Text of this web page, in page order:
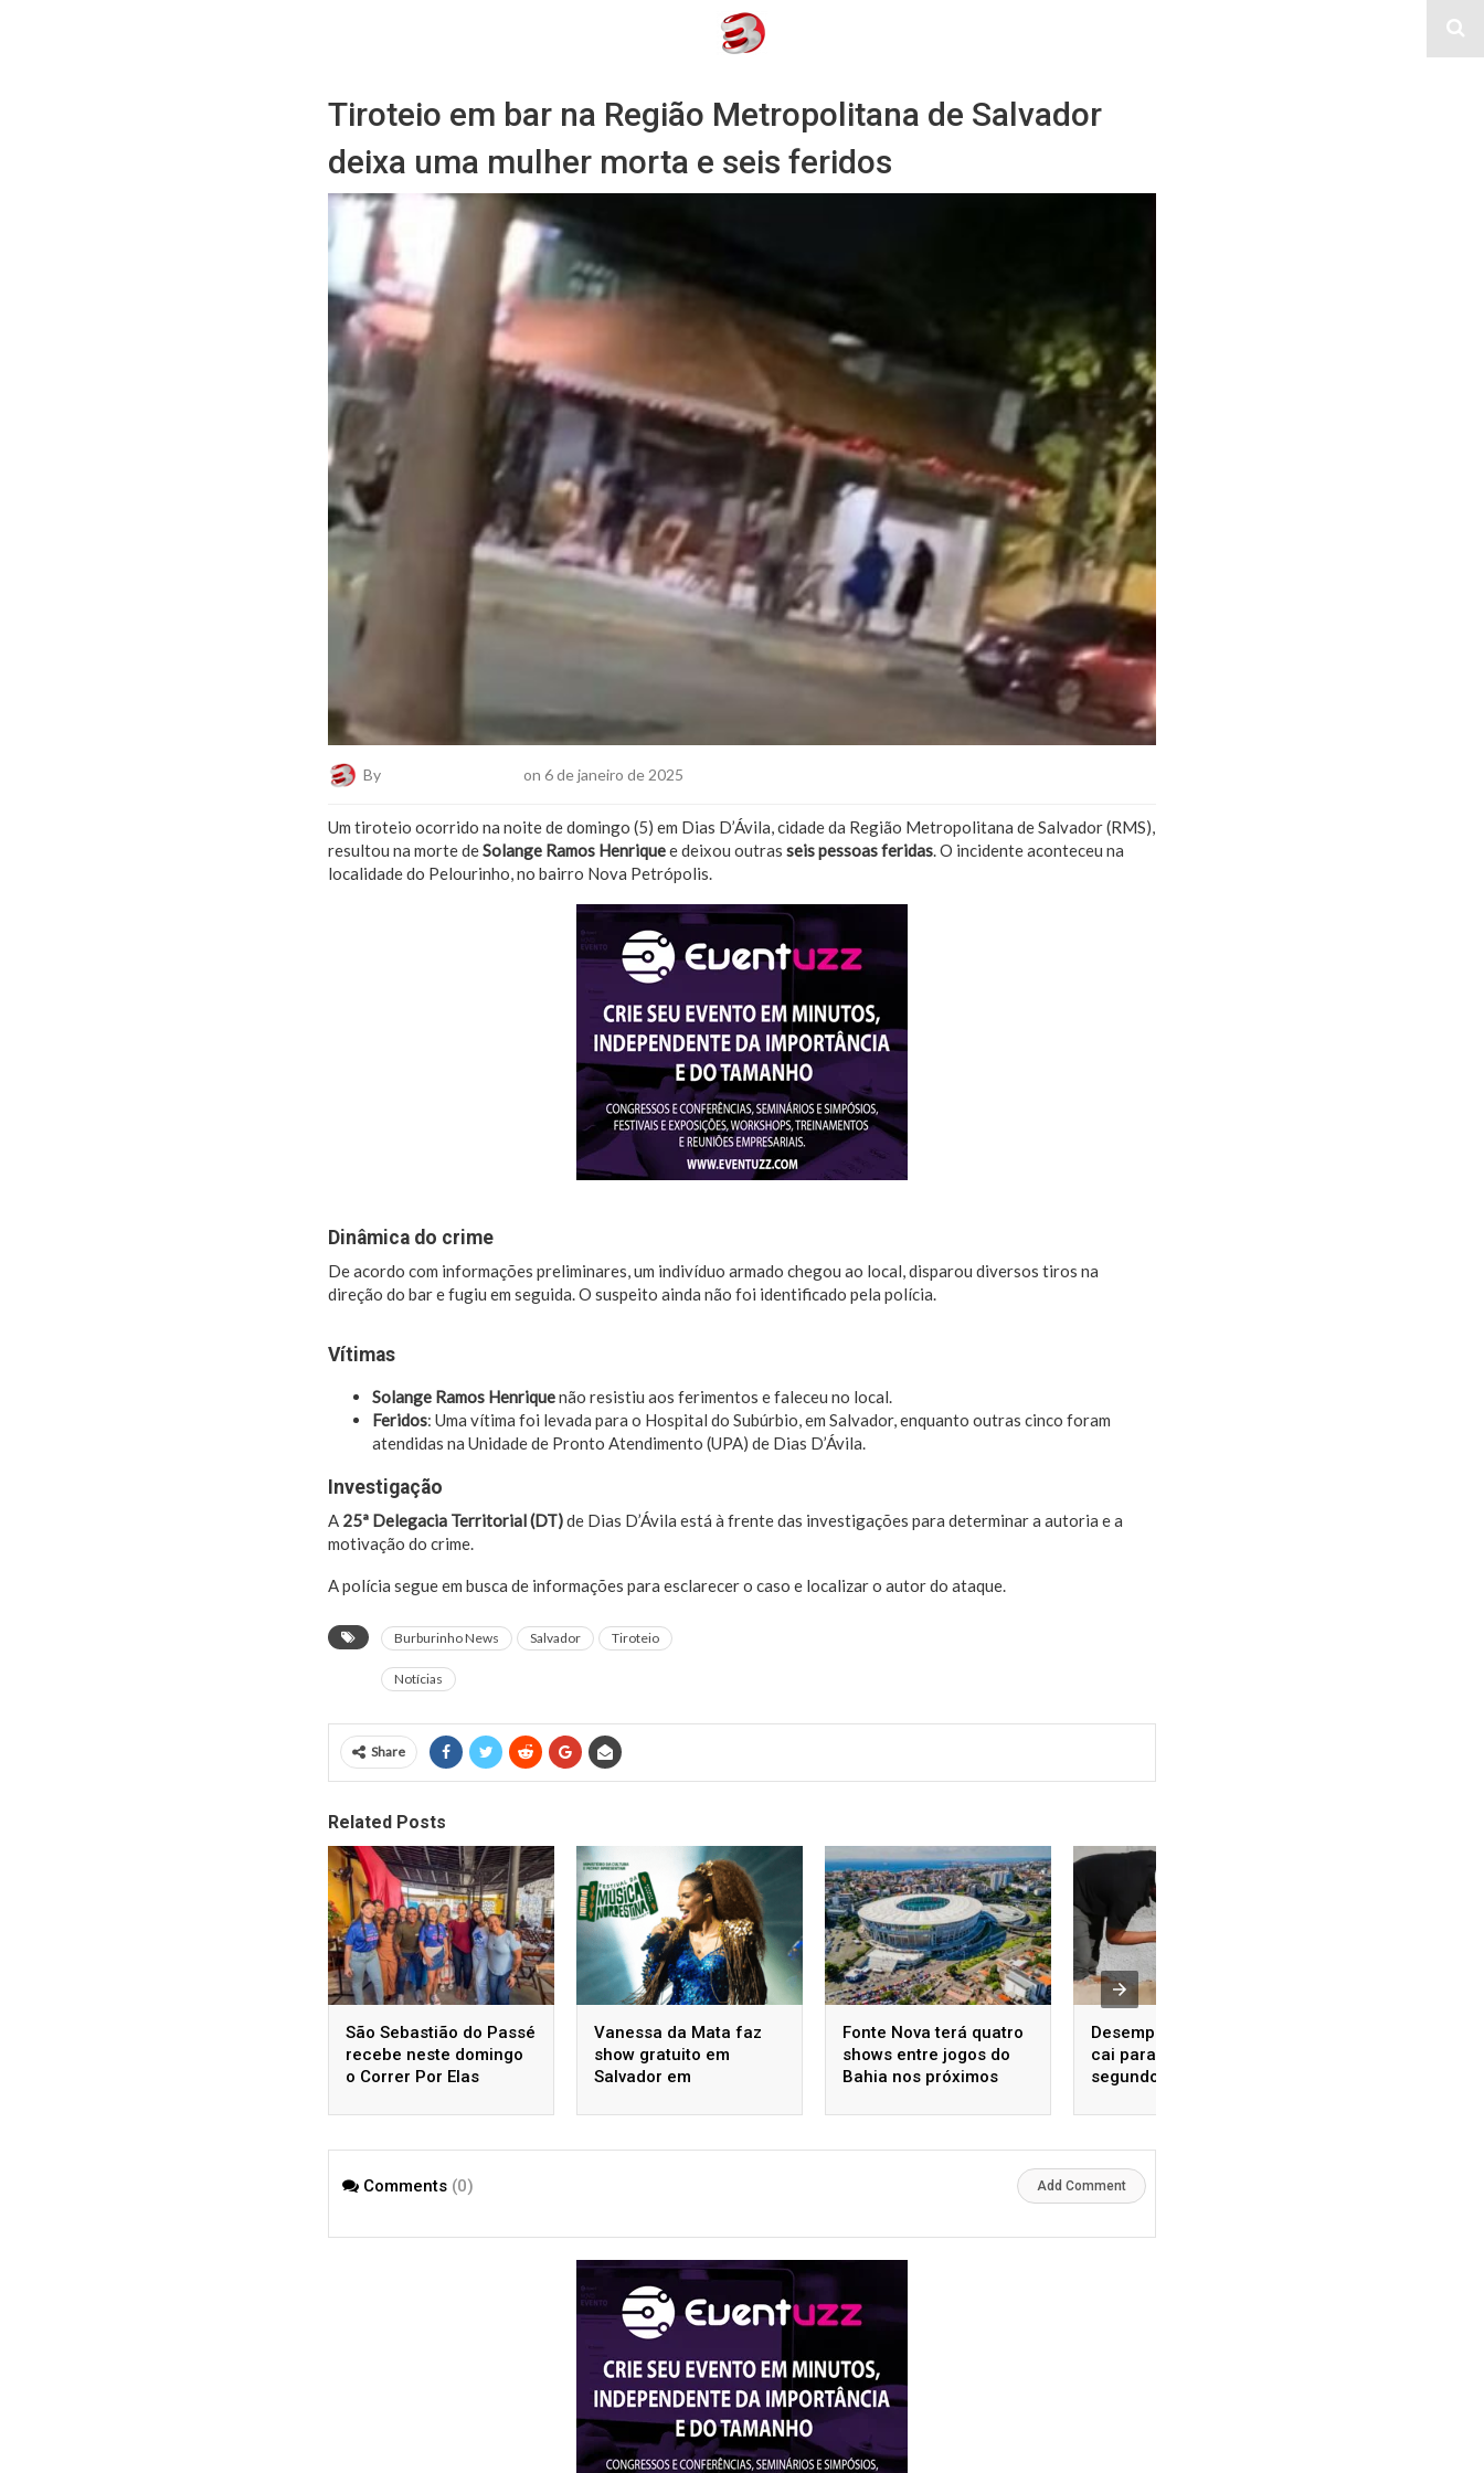
Tiroteio em bar na Região Metropolitana de Salvador
deixa uma mulher morta e seis feridos
By on 6 de janeiro de 2025
Um tiroteio ocorrido na noite de domingo (5) em Dias D’Ávila, cidade da Região Metropolitana de Salvador (RMS),
resultou na morte deSolange Ramos Henriquee deixou outras seis pessoas feridas. O incidente aconteceu na
localidade do Pelourinho, no bairro Nova Petrópolis.
Dinâmica do crime
De acordo com informações preliminares, um indivíduo armado chegou ao local, disparou diversos tiros na
direção do bar e fugiu em seguida. O suspeito ainda não foi identificado pela polícia.
Vítimas
Solange Ramos Henriquenão resistiu aos ferimentos e faleceu no local.
Feridos: Uma vítima foi levada para o Hospital do Subúrbio, em Salvador, enquanto outras cinco foram
atendidas na Unidade de Pronto Atendimento (UPA) de Dias D’Ávila.
Investigação
A 25ª Delegacia Territorial (DT)de Dias D’Ávila está à frente das investigações para determinar a autoria e a
motivação do crime.
A polícia segue em busca de informações para esclarecer o caso e localizar o autor do ataque.
Burburinho News Salvador Tiroteio
Notícias
Share
Related Posts
São Sebastião do Passé
recebe neste domingo
o Correr Por Elas
Vanessa da Mata faz
show gratuito em
Salvador em
Gonzaga
Fonte Nova terá quatro
shows entre jogos do
Bahia nos próximos
Desemprego no Brasil
cai para 5,4% no
segundo trimestre, o
registrado
Comments (0) Add Comment